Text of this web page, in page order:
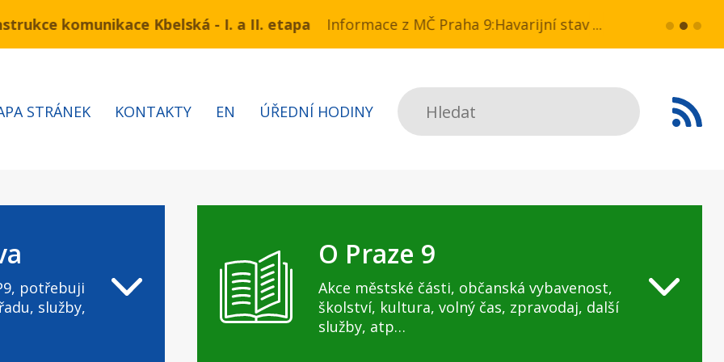
– 7.8.2026 bude probíhat obnova kabelů VN a NN v ul. Drahobejlova,
komunikace Kbelská - I. a II. etapa Informace z MČ Praha 9:Havarijní stav ulice Kbelská (úsek
více... HAVARIJNÍ
Hledat
STRÁNEK KONTAKTY EN ÚŘEDNÍ HODINY
potřebuji
služby,
O Praze 9
Akce městské části, občanská vybavenost,
školství, kultura, volný čas, zpravodaj, další
služby, atp…